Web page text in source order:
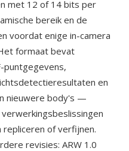
met 12 of 14 bits per
bereik en de
voordat enige in-camera
formaat bevat
en
nieuwere body's —
repliceren of verfijnen.
revisies: ARW 1.0